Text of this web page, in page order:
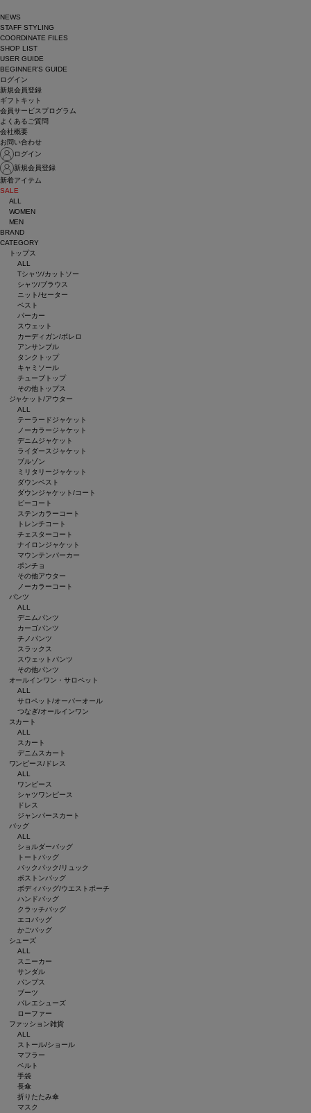
NEWS
STAFF STYLING
COORDINATE FILES
SHOP LIST
USER GUIDE
BEGINNER’S GUIDE
ログイン
新規会員登録
ギフトキット
会員サービスプログラム
よくあるご質問
会社概要
お問い合わせ
ログイン
新規会員登録
新着アイテム
SALE
ALL
WOMEN
MEN
BRAND
CATEGORY
トップス
ALL
Tシャツ/カットソー
シャツ/ブラウス
ニット/セーター
ベスト
パーカー
スウェット
カーディガン/ボレロ
アンサンブル
タンクトップ
キャミソール
チューブトップ
その他トップス
ジャケット/アウター
ALL
テーラードジャケット
ノーカラージャケット
デニムジャケット
ライダースジャケット
ブルゾン
ミリタリージャケット
ダウンベスト
ダウンジャケット/コート
ピーコート
ステンカラーコート
トレンチコート
チェスターコート
ナイロンジャケット
マウンテンパーカー
ポンチョ
その他アウター
ノーカラーコート
パンツ
ALL
デニムパンツ
カーゴパンツ
チノパンツ
スラックス
スウェットパンツ
その他パンツ
オールインワン・サロペット
ALL
サロペット/オーバーオール
つなぎ/オールインワン
スカート
ALL
スカート
デニムスカート
ワンピース/ドレス
ALL
ワンピース
シャツワンピース
ドレス
ジャンパースカート
バッグ
ALL
ショルダーバッグ
トートバッグ
バックパック/リュック
ボストンバッグ
ボディバッグ/ウエストポーチ
ハンドバッグ
クラッチバッグ
エコバッグ
かごバッグ
シューズ
ALL
スニーカー
サンダル
パンプス
ブーツ
バレエシューズ
ローファー
ファッション雑貨
ALL
ストール/ショール
マフラー
ベルト
手袋
長傘
折りたたみ傘
マスク